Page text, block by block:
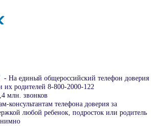
- На единый общероссийский телефон доверия
их родителей 8-800-2000-122
млн. звонков
консультантам телефона доверия за
любой ребенок, подросток или родитель